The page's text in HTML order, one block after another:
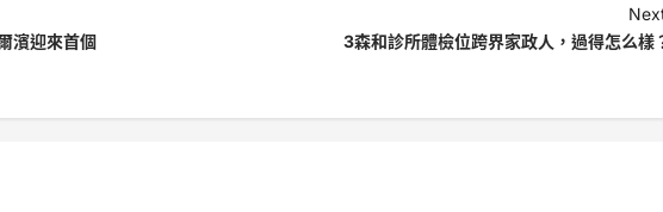
濱迎來首個
3森和診所體檢位跨界家政人，過得怎么樣